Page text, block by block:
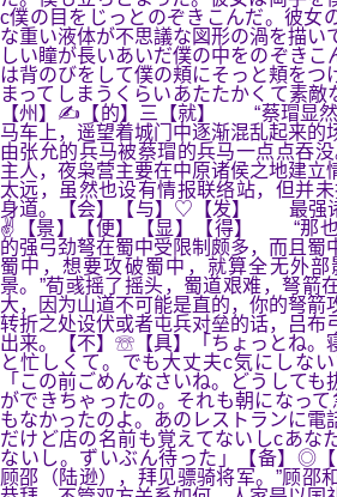
c僕の目をじっとのぞきこんだ。彼女
な重い液体が不思議な図形の渦を描い
しい瞳が長いあいだ僕の中をのぞきこ
は背のびをして僕の頬にそっと頬をつ
まってしまうくらいあたたかくて素
【州】✍【的】三【就】 “蔡瑁显然
马车上，遥望着城门中逐渐混乱起来的
由张允的兵马被蔡瑁的兵马一点点
主人，夜枭营主要在中原诸侯之地建立
太远，虽然也设有情报联络站，但并
身道。【会】【与】♡【发】 最强诸
✌【景】【便】【显】【得】 “那也
的强弓劲弩在蜀中受限制颇多，而且蜀
蜀中，想要攻破蜀中，就算全无外
景。”荀彧摇了摇头，蜀道艰难，弩箭
大，因为山道不可能是直的，你的弩箭
转折之处设伏或者屯兵对垒的话，吕布
出来。【不】☏【具】「ちょっとね。
と忙しくて。でも大丈夫c気にしな
「この前ごめんなさいね。どうして
ができちゃったの。それも朝になっ
もなかったのよ。あのレストランに電
だけど店の名前も覚えてないしcあな
ないし。ずいぶん待った」【备】
顾邵（陆逊），拜见骠骑将军。”顾邵